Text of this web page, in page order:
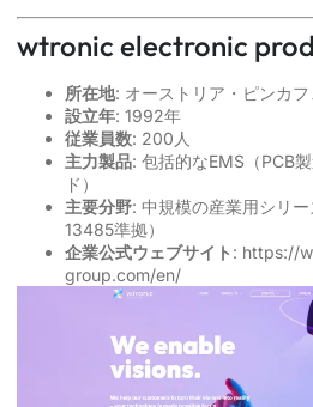
wtronic electronic
所在地: オーストリア・ピンカフ
設立年: 1992年
従業員数: 200人
主力製品: 包括的なEMS（PCB
ド）
主要分野: 中規模の産業用シリ
13485準拠）
企業公式ウェブサイト : https://
group.com/en/